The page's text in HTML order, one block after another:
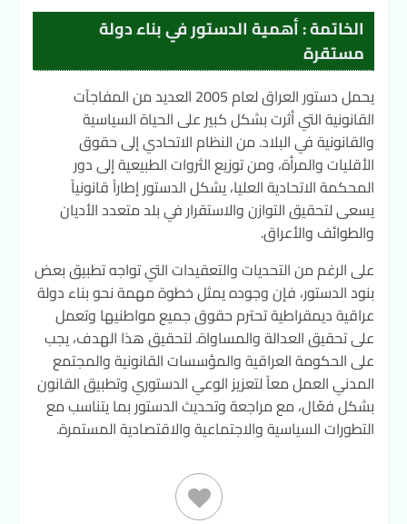
الخاتمة : أهمية الدستور في بناء دولة
مستقرة
يحمل دستور العراق لعام 2005 العديد من المفاجآت
القانونية التي أثرت بشكل كبير على الحياة السياسية
والقانونية في البلاد. من النظام الاتحادي إلى حقوق
الأقليات والمرأة، ومن توزيع الثروات الطبيعية إلى دور
المحكمة الاتحادية العليا، يشكل الدستور إطاراً قانونياً
يسعى لتحقيق التوازن والاستقرار في بلد متعدد الأديان
والطوائف والأعراق.
على الرغم من التحديات والتعقيدات التي تواجه تطبيق بعض
بنود الدستور، فإن وجوده يمثل خطوة مهمة نحو بناء دولة
عراقية ديمقراطية تحترم حقوق جميع مواطنيها وتعمل
على تحقيق العدالة والمساواة. لتحقيق هذا الهدف، يجب
على الحكومة العراقية والمؤسسات القانونية والمجتمع
المدني العمل معاً لتعزيز الوعي الدستوري وتطبيق القانون
بشكل فعّال، مع مراجعة وتحديث الدستور بما يتناسب مع
التطورات السياسية والاجتماعية والاقتصادية المستمرة.